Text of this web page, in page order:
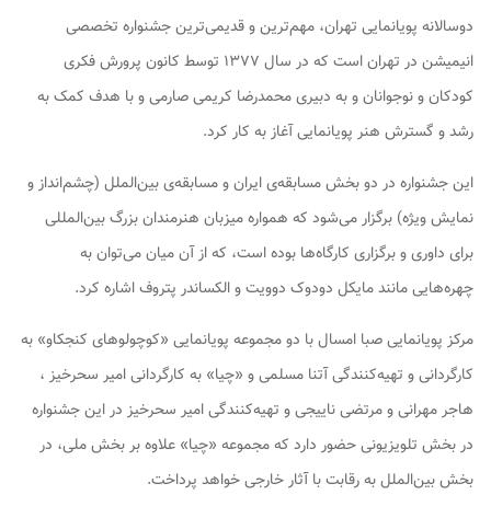
دوسالانه پویانمایی تهران، مهم‌ترین و قدیمی‌ترین جشنواره تخصصی
انیمیشن در تهران است که در سال ۱۳۷۷ توسط کانون پرورش فکری
کودکان و نوجوانان و به دبیری محمدرضا کریمی صارمی و با هدف کمک به
رشد و گسترش هنر پویانمایی آغاز به کار کرد.
این جشنواره در دو بخش مسابقه‌ی ایران و مسابقه‌ی بین‌الملل (چشم‌انداز و
نمایش ویژه) برگزار می‌شود که همواره میزبان هنرمندان بزرگ بین‌المللی
برای داوری و برگزاری کارگاه‌ها بوده است، که از آن میان می‌توان به
چهره‌هایی مانند مایکل دودوک دوویت و الکساندر پتروف اشاره کرد.
مرکز پویانمایی صبا امسال با دو مجموعه پویانمایی «کوچولو‌های کنجکاو» به
کارگردانی و تهیه‌کنندگی آتنا مسلمی و «چیا» به کارگردانی امیر سحرخیز ،
هاجر مهرانی و مرتضی ناییجی و تهیه‌کنندگی امیر سحرخیز در این جشنواره
در بخش تلویزیونی حضور دارد که مجموعه «چیا» علاوه بر بخش ملی، در
بخش بین‌الملل به رقابت با آثار خارجی خواهد پرداخت.